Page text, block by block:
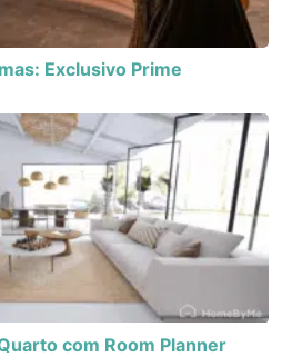
Exclusivo Prime
com Room Planner